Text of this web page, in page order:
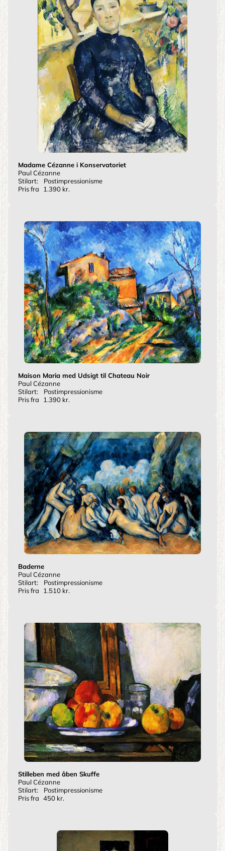
Madame Cézanne i Konservatoriet
Paul Cézanne
Stilart:
Postimpressionisme
Pris fra
1.390 kr.
Maison Maria med Udsigt til Chateau Noir
Paul Cézanne
Stilart:
Postimpressionisme
Pris fra
1.390 kr.
Baderne
Paul Cézanne
Stilart:
Postimpressionisme
Pris fra
1.510 kr.
Stilleben med åben Skuffe
Paul Cézanne
Stilart:
Postimpressionisme
Pris fra 450 kr.